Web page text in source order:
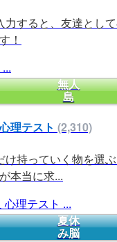
力すると、友達とし
！
...
無人
島
理テスト (2,310)
け持っていく物を選
本当に求...
心理テスト ...
夏休
み脳